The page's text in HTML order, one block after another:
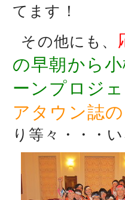
てます！
その他にも、
の早朝から
ーンプロジ
アタウン誌
り等々・・・